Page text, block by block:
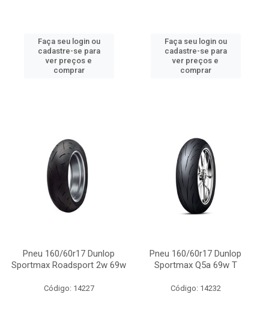
Faça seu login ou
cadastre-se para
ver preços e
comprar
Faça seu login ou
cadastre-se para
ver preços e
comprar
Pneu 160/60r17 Dunlop
Sportmax Roadsport 2w 69w
Código: 14227
Pneu 160/60r17 Dunlop
Sportmax Q5a 69w T
Código: 14232